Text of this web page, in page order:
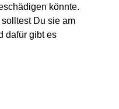
könnte.
Du sie am
dafür gibt es